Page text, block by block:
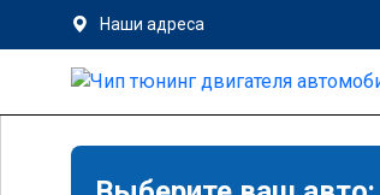
Наши адреса